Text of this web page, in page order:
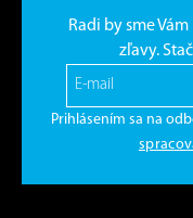
Radi by sme
zľavy.
Prihlásením sa na